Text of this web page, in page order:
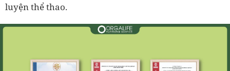
luyện thể thao.